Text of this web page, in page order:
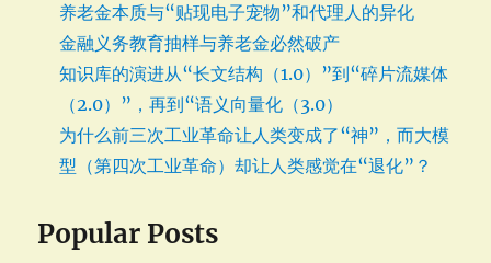
养老金本质与“贴现电子宠物”和代理人的异化
金融义务教育抽样与养老金必然破产
知识库的演进从“长文结构（1.0）”到“碎片流媒体
（2.0）”，再到“语义向量化（3.0）
为什么前三次工业革命让人类变成了“神”，而大模
型（第四次工业革命）却让人类感觉在“退化”？
Popular Posts